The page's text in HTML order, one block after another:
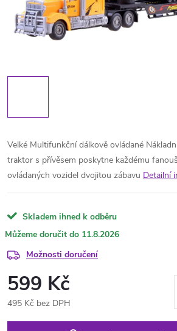
Velké Multifunkční dálkově ovládané
traktor s přívěsem poskytne každému
ovládaných vozidel dvojitou zábavu Detailní
Skladem ihned k odběru
11.8.2026
Možnosti doručení
599 Kč
495 Kč bez DPH